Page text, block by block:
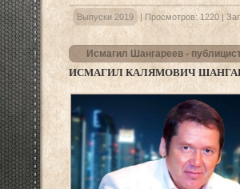
Выпуски 2019 | Просмотров: 1220 |
Исмагил Шангареев -
ИСМАГИЛ КАЛЯМОВИЧ